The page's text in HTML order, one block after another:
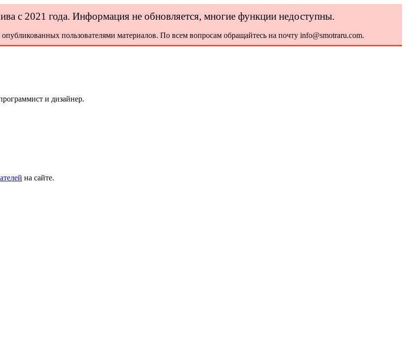
с 2021 года. Информация не обновляется, многие функции недоступны.
пользователями материалов. По всем вопросам обращайтесь на почту info@smotraru.com.
и дизайнер.
на сайте.